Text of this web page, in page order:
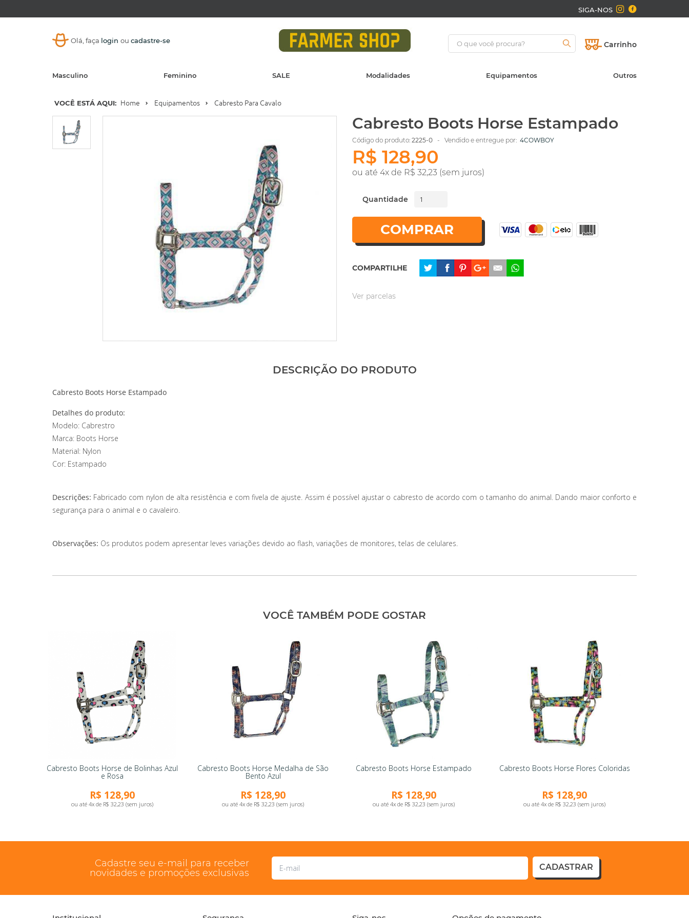
SIGA-NOS
Olá, faça login ou cadastre-se Carrinho
Masculino Feminino SALE Modalidades Equipamentos Outros
VOCÊ ESTÁ AQUI: Home Equipamentos Cabresto Para Cavalo
Cabresto Boots Horse Estampado
Código do produto: 2225-0 - Vendido e entregue por: 4COWBOY
R$ 128,90
ou até 4x de R$ 32,23 (sem juros)
Quantidade
COMPRAR
COMPARTILHE
Ver parcelas
DESCRIÇÃO DO PRODUTO
Cabresto Boots Horse Estampado
Detalhes do produto:
Modelo: Cabrestro
Marca: Boots Horse
Material: Nylon
Cor: Estampado
Descrições: Fabricado com nylon de alta resistência e com fivela de ajuste. Assim é possível ajustar o cabresto de acordo com o tamanho do animal. Dando maior conforto e
segurança para o animal e o cavaleiro.
Observações: Os produtos podem apresentar leves variações devido ao flash, variações de monitores, telas de celulares.
VOCÊ TAMBÉM PODE GOSTAR
Cabresto Boots Horse de Bolinhas Azul
e Rosa
R$ 128,90
ou até 4x de R$ 32,23 (sem juros)
Cabresto Boots Horse Medalha de São
Bento Azul
R$ 128,90
ou até 4x de R$ 32,23 (sem juros)
Cabresto Boots Horse Estampado
R$ 128,90
ou até 4x de R$ 32,23 (sem juros)
Cabresto Boots Horse Flores Coloridas
R$ 128,90
ou até 4x de R$ 32,23 (sem juros)
Cadastre seu e-mail para receber
novidades e promoções exclusivas
CADASTRAR